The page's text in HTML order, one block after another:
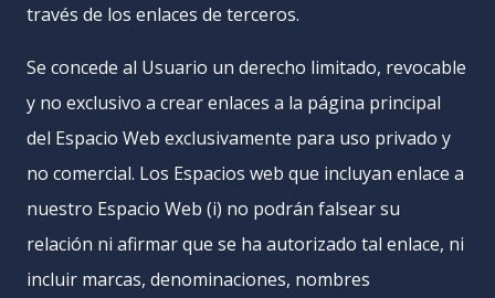
través de los enlaces de terceros.
Se concede al Usuario un derecho limitado, revocable
y no exclusivo a crear enlaces a la página principal
del Espacio Web exclusivamente para uso privado y
no comercial. Los Espacios web que incluyan enlace a
nuestro Espacio Web (i) no podrán falsear su
relación ni afirmar que se ha autorizado tal enlace, ni
incluir marcas, denominaciones, nombres